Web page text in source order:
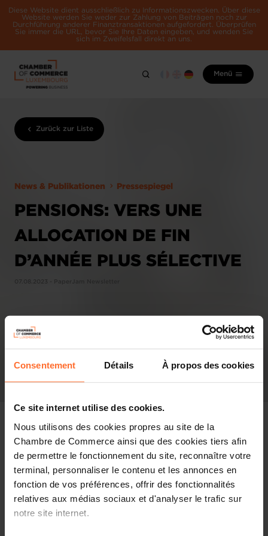
Consentement Détails À propos des cookies
Ce site internet utilise des cookies.
Nous utilisons des cookies propres au site de la
Chambre de Commerce ainsi que des cookies tiers afin
de permettre le fonctionnement du site, reconnaître votre
terminal, personnaliser le contenu et les annonces en
fonction de vos préférences, offrir des fonctionnalités
relatives aux médias sociaux et d'analyser le trafic sur
notre site internet.
Diese Website dient ausschließlich zu Informationszwecken. Über diese
Website werden Sie weder zur Zahlung von Beiträgen noch zur
Durchführung anderer Finanztransaktionen aufgefordert. Überprüfen
Sie immer die URL, bevor Sie Ihre Daten eingeben, und wenden Sie
sich im Zweifelsfall direkt an uns.
Menü
Zurück zur Liste
News & Publikationen Pressespiegel
PENSIONS: VERS UNE
ALLOCATION DE FIN
D’ANNÉE PLUS SÉLECTIVE
Pressespiegel
Diesen Artikel teilen